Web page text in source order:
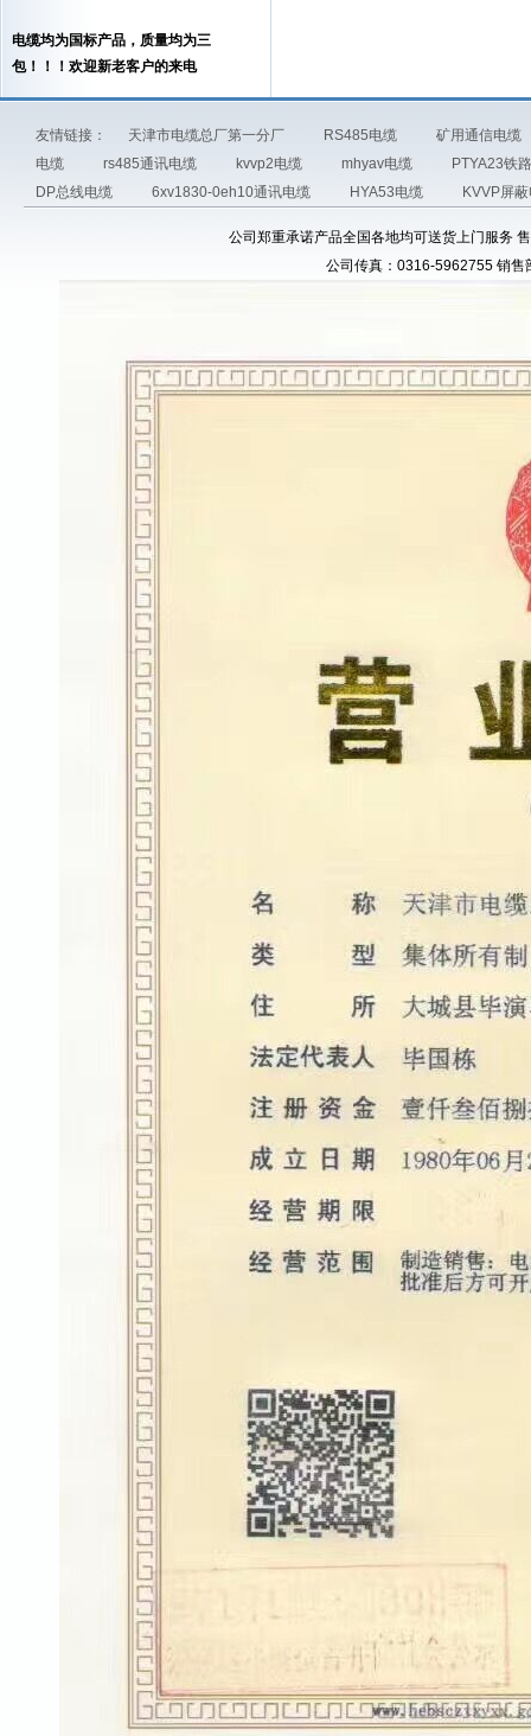
电缆均为国标产品，质量均为三
包！！！欢迎新老客户的来电
友情链接： 天津市电缆总厂第一分厂 RS485电缆
矿用通信电缆
电缆
rs485通讯电缆 kvvp2电缆 mhyav电缆
PTYA23铁
DP总线电缆
6xv1830-0eh10通讯电缆 HYA53电缆 KVVP屏
公司郑重承诺产品全国各地均可送货上门服务
公司传真：0316-5962755 销